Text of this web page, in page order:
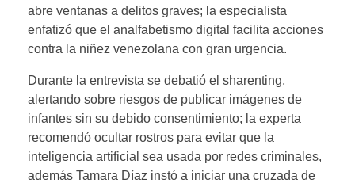
abre ventanas a delitos graves; la especialista
enfatizó que el analfabetismo digital facilita acciones
contra la niñez venezolana con gran urgencia.
Durante la entrevista se debatió el sharenting,
alertando sobre riesgos de publicar imágenes de
infantes sin su debido consentimiento; la experta
recomendó ocultar rostros para evitar que la
inteligencia artificial sea usada por redes criminales,
además Tamara Díaz instó a iniciar una cruzada de